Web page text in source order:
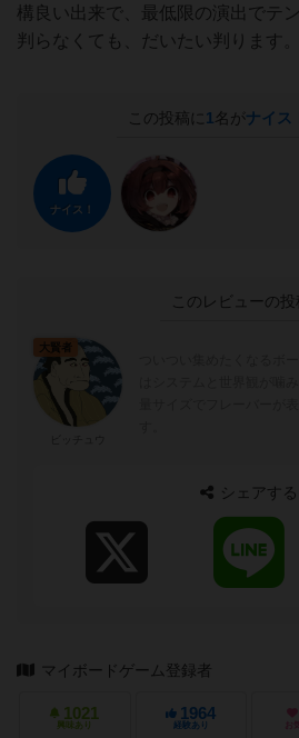
構良い出来で、最低限の演出でテ
判らなくても、だいたい判ります
この投稿に 1 名がナイス
ナイス！
このレビューの投
大賢者
シェアする
マイボードゲーム登録者
1021
興味あり
1964
経験あり お